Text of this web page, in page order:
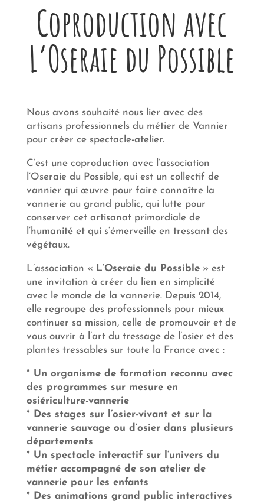
Coproduction avec
L’Oseraie du Possible
Nous avons souhaité nous lier avec des
artisans professionnels du métier de Vannier
pour créer ce spectacle-atelier.
C’est une coproduction avec l’association
l’Oseraie du Possible, qui est un collectif de
vannier qui œuvre pour faire connaître la
vannerie au grand public, qui lutte pour
conserver cet artisanat primordiale de
l’humanité et qui s’émerveille en tressant des
végétaux.
L’association « L’Oseraie du Possible» est
une invitation à créer du lien en simplicité
avec le monde de la vannerie. Depuis 2014,
elle regroupe des professionnels pour mieux
continuer sa mission, celle de promouvoir et de
vous ouvrir à l’art du tressage de l’osier et des
plantes tressables sur toute la France avec :
* Un organisme de formation reconnu avec
des programmes sur mesure en
osiériculture-vannerie
* Des stages sur l’osier-vivant et sur la
vannerie sauvage ou d’osier dans plusieurs
départements
* Un spectacle interactif sur l’univers du
métier accompagné de son atelier de
vannerie pour les enfants
* Des animations grand public interactives